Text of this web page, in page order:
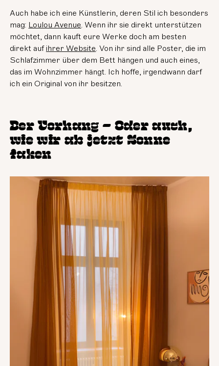
Auch habe ich eine Künstlerin, deren Stil ich besonders
mag: Loulou Avenue. Wenn ihr sie direkt unterstützen
möchtet, dann kauft eure Werke doch am besten
direkt aufihrer Website. Von ihr sind alle Poster, die im
Schlafzimmer über dem Bett hängen und auch eines,
das im Wohnzimmer hängt. Ich hoffe, irgendwann darf
ich ein Original von ihr besitzen.
Der Vorhang – Oder auch,
wie wir ab jetzt Sonne
faken